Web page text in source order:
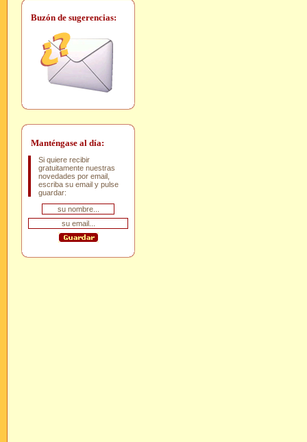
Buzón de sugerencias:
Manténgase al día:
Si quiere recibir
gratuitamente nuestras
novedades por email,
escriba su email y pulse
guardar: